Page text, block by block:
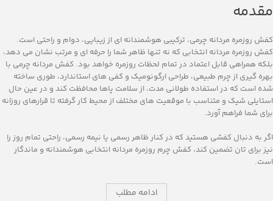
مقدمه
کفش روزمره مردانه چرمی، ترکیبی هوشمندانه ای از زیبایی، دوام و راحتی است.
کفش روزمره مردانه انتخابی که نه‌ تنها ظاهر شما را حرفه ‌ای و مرتب نشان می ‌دهد،
بلکه همراهی قابل‌ اعتماد در تمام لحظات روزمره خواهد بود. کفش مردانه چرمی با
بهره ‌گیری از چرم طبیعی، طراحی ارگونومیک و کفی‌ های استاندارد، طوری ساخته
شده ‌است که در استفاده طولانی ‌مدت، از سلامت پاها محافظت کند و در عین حال
استایلی شیک و متناسب با موقعیت‌ های مختلف از محیط کار گرفته تا قرارهای روزانه
برای شما فراهم آورد.
اگر به ‌دنبال کفشی هستید که در کنار ظاهر رسمی یا نیمه‌ رسمی، راحتی تمام ‌روز را
نیز برای ‌تان تضمین کند، کفش چرم روزمره مردانه انتخابی هوشمندانه و ماندگار
است.
ادامه مطلب